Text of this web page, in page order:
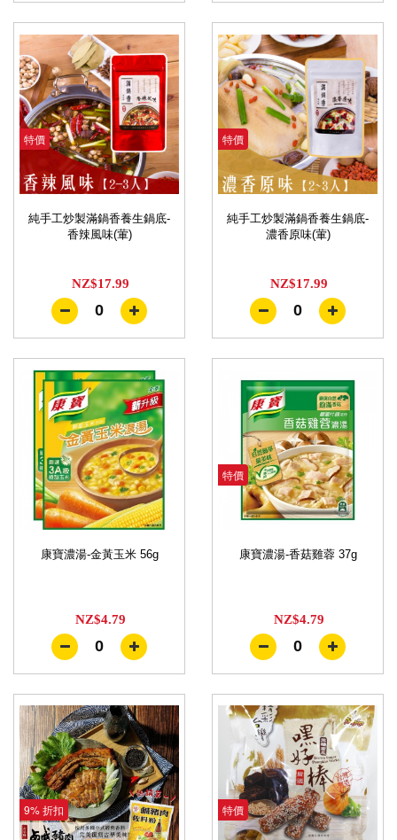
特價
純手工炒製滿鍋香養生鍋底-
香辣風味(葷)
NZ$17.99
0
特價
純手工炒製滿鍋香養生鍋底-
濃香原味(葷)
NZ$17.99
0
康寶濃湯-金黃玉米 56g
NZ$4.79
0
特價
康寶濃湯-香菇雞蓉 37g
NZ$4.79
0
9% 折扣 特價